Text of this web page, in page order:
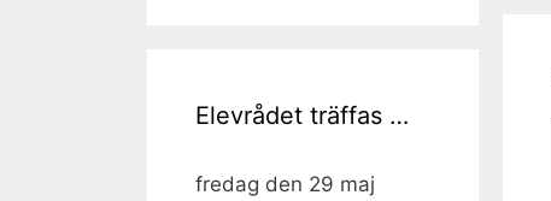
Elevrådet träffas …
fredag den 29 maj